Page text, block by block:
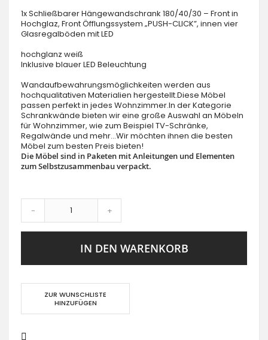
1x Schließbarer Hängewandschrank 180/40/30 – Front in
Hochglaz, Front Öfflungssystem „PUSH-CLICK”, innen vier
Glasregalböden mit LED
hochglanz weiß
Inklusive blauer LED Beleuchtung
Wandaufbewahrungsmöglichkeiten werden aus
hochqualitativen Materialien hergestellt.Diese Möbel
passen perfekt in jedes Wohnzimmer.In der Kategorie
Schrankwände bieten wir eine große Auswahl an Möbeln
für Wohnzimmer, wie zum Beispiel TV-Schränke,
Regalwände und mehr...Wir möchten ihnen die besten
Möbel zum besten Preis bieten!
Die Möbel sind in Paketen mit Anleitungen und Elementen
zum Selbstzusammenbau verpackt.
- +
IN DEN WARENKORB
ZUR WUNSCHLISTE
HINZUFÜGEN